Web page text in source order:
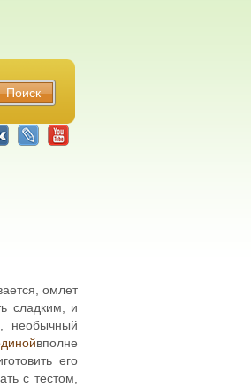
омлет
сладким, и
необычный
вполне
его
с тестом,